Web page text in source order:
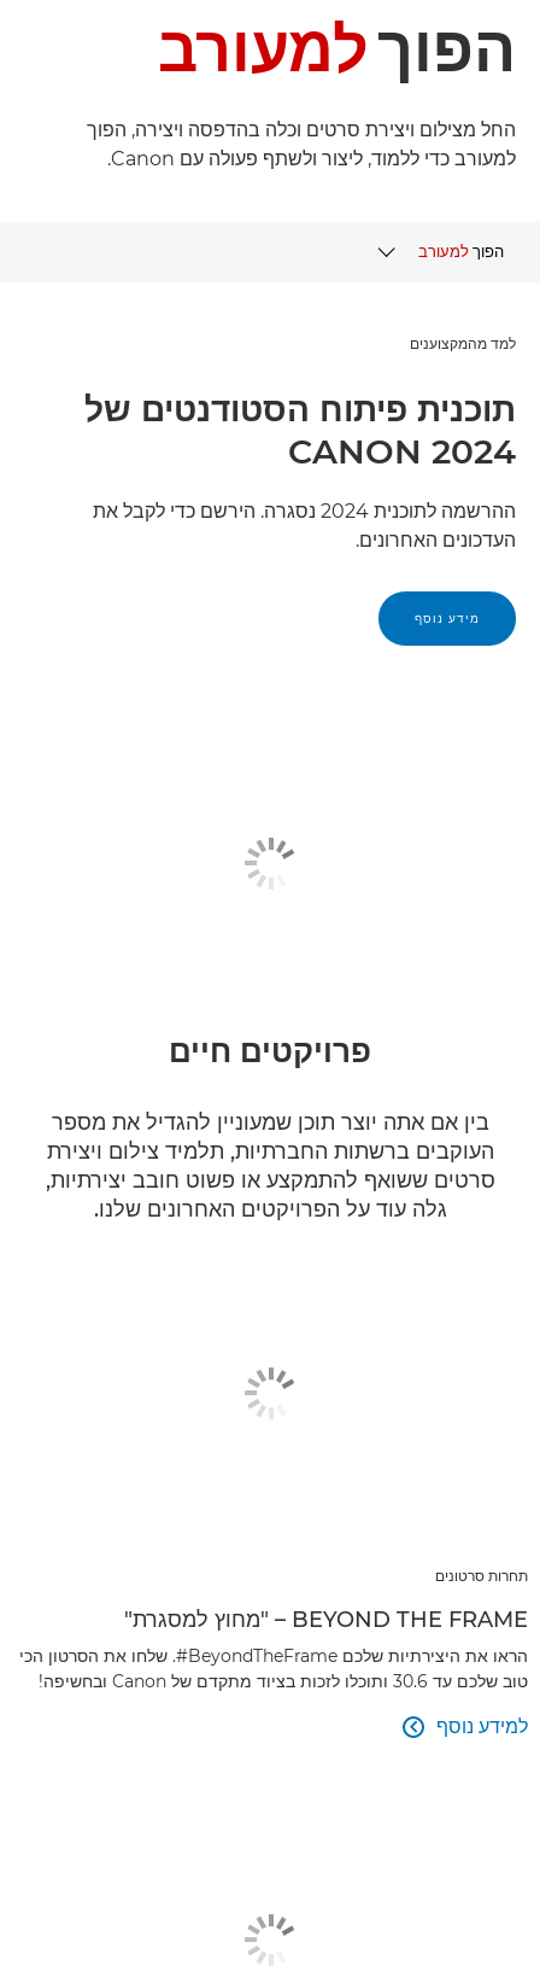
הפוךלמעורב
החל מצילום ויצירת סרטים וכלה בהדפסה ויצירה, הפוך
למעורב כדי ללמוד, ליצור ולשתף פעולה עם Canon.
הפוךלמעורב
למד מהמקצוענים
תוכנית פיתוח הסטודנטים של
CANON 2024
ההרשמה לתוכנית 2024 נסגרה. הירשם כדי לקבל את
העדכונים האחרונים.
מידע נוסף
פרויקטים חיים
בין אם אתה יוצר תוכן שמעוניין להגדיל את מספר
העוקבים ברשתות החברתיות, תלמיד צילום ויצירת
סרטים ששואף להתמקצע או פשוט חובב יצירתיות,
גלה עוד על הפרויקטים האחרונים שלנו.
תחרות סרטונים
BEYOND THE FRAME – "מחוץ למסגרת"
הראו את היצירתיות שלכם ‎#BeyondTheFrame. שלחו את הסרטון הכי
טוב שלכם עד 30.6 ותוכלו לזכות בציוד מתקדם של Canon ובחשיפה!
למידע נוסף 